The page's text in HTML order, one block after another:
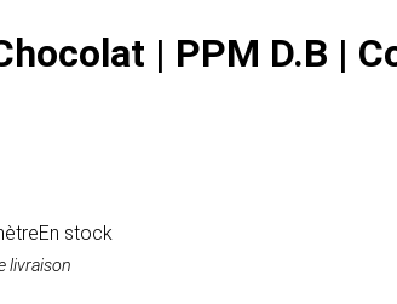
| PPM D.B |
En stock
livraison